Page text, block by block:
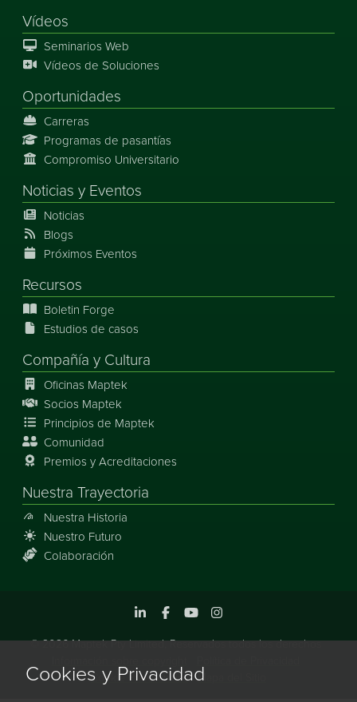
Vídeos
Seminarios Web
Vídeos de Soluciones
Oportunidades
Carreras
Programas de pasantías
Compromiso Universitario
Noticias y Eventos
Noticias
Blogs
Próximos Eventos
Recursos
Boletin Forge
Estudios de casos
Compañía y Cultura
Oficinas Maptek
Socios Maptek
Principios de Maptek
Comunidad
Premios y Acreditaciones
Nuestra Trayectoria
Nuestra Historia
Nuestro Futuro
Colaboración
©2026Maptek Pty Limited, Reservados todos los derechos
Cookie Preferencias Mapa del Sitio
Cookies y Privacidad